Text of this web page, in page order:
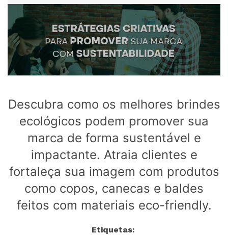
Descubra como os melhores brindes
ecológicos podem promover sua
marca de forma sustentável e
impactante. Atraia clientes e
fortaleça sua imagem com produtos
como copos, canecas e baldes
feitos com materiais eco-friendly.
Etiquetas: